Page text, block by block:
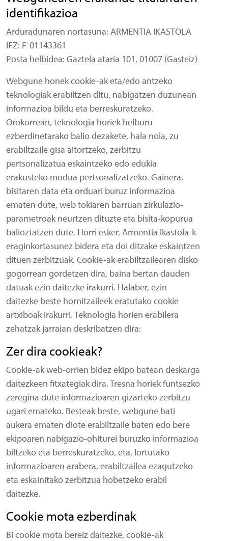
identifikazioa
Arduradunaren nortasuna: ARMENTIA IKASTOLA
IFZ: F-01143361
Posta helbidea: Gaztela ataria 101, 01007 (Gasteiz)
Webgune honek cookie-ak eta/edo antzeko
teknologiak erabiltzen ditu, nabigatzen duzunean
informazioa bildu eta berreskuratzeko.
Orokorrean, teknologia horiek helburu
ezberdinetarako balio dezakete, hala nola, zu
erabiltzaile gisa aitortzeko, zerbitzu
pertsonalizatua eskaintzeko edo edukia
erakusteko modua pertsonalizatzeko. Gainera,
bisitaren data eta orduari buruz informazioa
ematen dute, web tokiaren barruan zirkulazio-
parametroak neurtzen dituzte eta bisita-kopurua
balioztatzen dute. Horri esker, Armentia Ikastola-k
eraginkortasunez bidera eta doi ditzake eskaintzen
dituen zerbitzuak. Cookie-ak erabiltzailearen disko
gogorrean gordetzen dira, baina bertan dauden
datuak ezin daitezke irakurri. Halaber, ezin
daitezke beste hornitzaileek eratutako cookie
artxiboak irakurri. Teknologia horien erabilera
zehatzak jarraian deskribatzen dira:
Zer dira cookieak?
Cookie-ak web-orrien bidez ekipo batean deskarga
daitezkeen fitxategiak dira. Tresna horiek funtsezko
zeregina dute informazioaren gizarteko zerbitzu
ugari emateko. Besteak beste, webgune bati
aukera ematen diote erabiltzaile baten edo bere
ekipoaren nabigazio-ohiturei buruzko informazioa
biltzeko eta berreskuratzeko, eta, lortutako
informazioaren arabera, erabiltzailea ezagutzeko
eta eskainitako zerbitzua hobetzeko erabil
daitezke.
Cookie mota ezberdinak
Bi cookie mota bereiz daitezke, cookie-ak